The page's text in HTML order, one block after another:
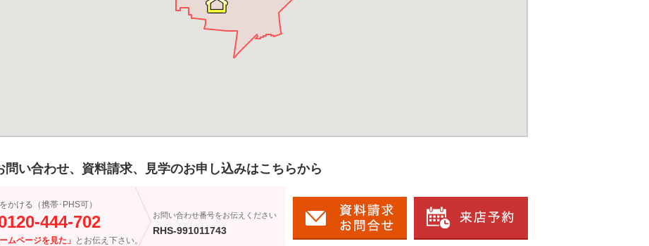
問い合わせ、資料請求、見学のお申し込みはこちらから
かける（携帯･PHS可）
444-702
ームページを見た」 とお伝え下さい。
お問い合わせ番号をお伝えください
RHS-991011743